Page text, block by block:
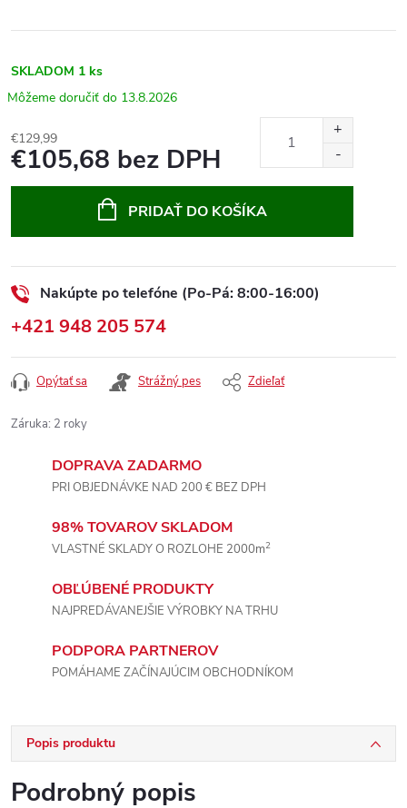
SKLADOM 1 ks
13.8.2026
€129,99
€105,68 bez DPH
PRIDAŤ DO KOŠÍKA
Nakúpte po telefóne (Po-Pá: 8:00-16:00)
+421 948 205 574
Opýtať sa Strážný pes Zdieľať
Záruka: 2 roky
DOPRAVA ZADARMO
PRI OBJEDNÁVKE NAD 200 € BEZ DPH
98% TOVAROV SKLADOM
VLASTNÉ SKLADY O ROZLOHE 2000m2
OBĽÚBENÉ PRODUKTY
NAJPREDÁVANEJŠIE VÝROBKY NA TRHU
PODPORA PARTNEROV
POMÁHAME ZAČÍNAJÚCIM OBCHODNÍKOM
Popis produktu
Podrobný popis